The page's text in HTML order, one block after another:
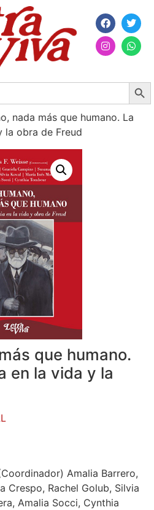
nada más que humano. La
la obra de Freud
que humano.
en la vida y la
Amalia Barrero,
Crespo, Rachel Golub, Silvia
Amalia Socci, Cynthia